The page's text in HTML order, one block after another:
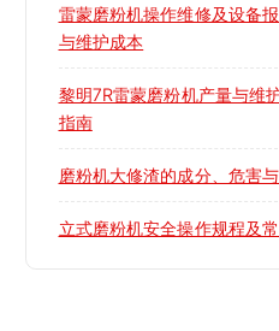
雷蒙磨粉机操作维修及设备
与维护成本
黎明7R雷蒙磨粉机产量与维
指南
磨粉机大修渣的成分、危害
立式磨粉机安全操作规程及